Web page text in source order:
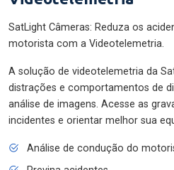
SatLight Câmeras: Reduza os
motorista com a Videotelemetria.
A solução de videotelemetria da
distrações e comportamentos de
análise de imagens. Acesse as
incidentes e orientar melhor sua
Análise de condução do